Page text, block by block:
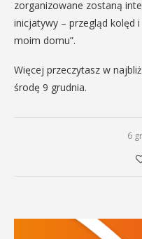
zorganizowane zostaną
inicjatywy – przegląd kolęd
moim domu”.
Więcej przeczytasz w
środę 9 grudnia.
6